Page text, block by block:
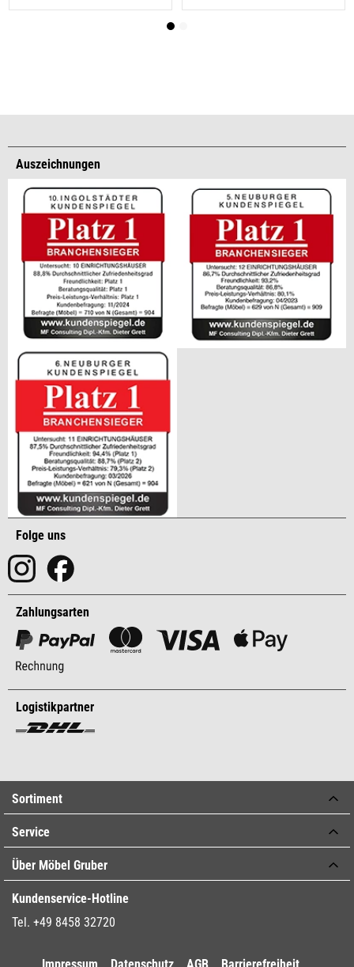
Auszeichnungen
Folge uns
Zahlungsarten
Logistikpartner
Sortiment
Service
Über Möbel Gruber
Kundenservice-Hotline
Tel. +49 8458 32720